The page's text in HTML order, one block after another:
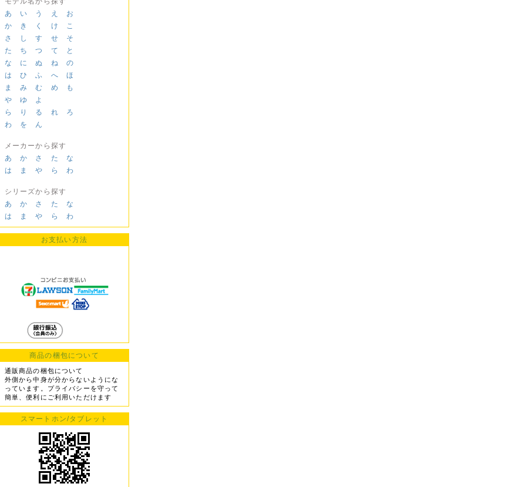
あ
い う え
お
か
き く け
こ
さ
し す せ
そ
た
ち つ て
と
な
に ぬ ね
の
は
ひ ふ へ
ほ
ま
み む め
も
や
ゆ
よ
ら
り る れ
ろ
わ
を ん
メーカーから探す
あ
か さ た
な
は
ま や ら わ
シリーズから探す
あ
か さ た
な
は
ま や ら わ
お支払い方法
商品の梱包について
通販商品の梱包について
外側から中身が分からないようにな
っています。プライバシーを守って
簡単、便利にご利用いただけます
スマートホン/タブレット